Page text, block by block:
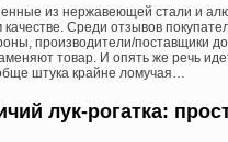
из нержавеющей стали и
Среди отзывов
производители/поставщики
товар. И опять же речь
штука крайне ломучая…
лук-рогатка: